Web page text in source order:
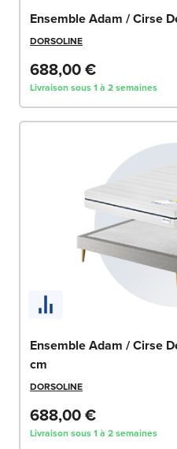
Ensemble Adam / Cirse
DORSOLINE
688,00 €
Livraison sous 1 à 2 semaines
Ensemble Adam / Cirse
cm
DORSOLINE
688,00 €
Livraison sous 1 à 2 semaines